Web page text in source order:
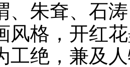
、朱耷、石
风格，开红
工绝，兼及